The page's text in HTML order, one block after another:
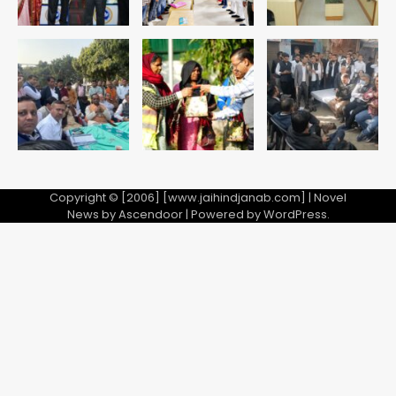
समय निर्माणाधीन नाले में गिरी कार, ड्राइवर
बाल-बाल बचा
Copyright © [2006] [www.jaihindjanab.com] | Novel
News byAscendoor| Powered byWordPress.